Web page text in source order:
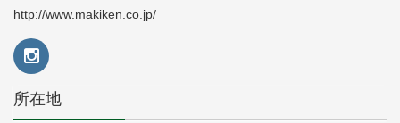
http://www.makiken.co.jp/
所在地